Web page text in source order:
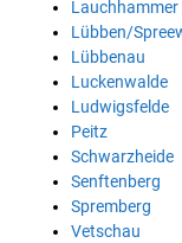
Lauchhammer
Lübben/
Lübbenau
Luckenwalde
Ludwigsfelde
Peitz
Schwarzheide
Senftenberg
Spremberg
Vetschau